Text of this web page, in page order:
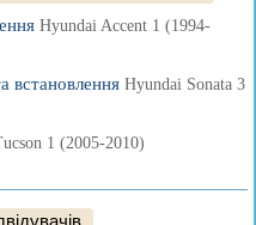
Hyundai Accent 1 (1994-
встановлення Hyundai Sonata 3
1 (2005-2010)